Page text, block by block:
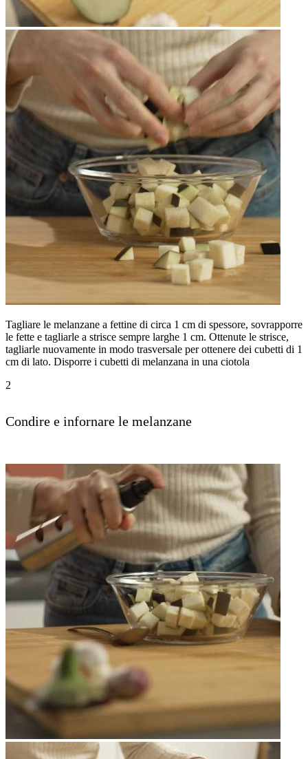
Tagliare le melanzane a fettine di circa 1 cm di spessore, sovrapporre
le fette e tagliarle a strisce sempre larghe 1 cm. Ottenute le strisce,
tagliarle nuovamente in modo trasversale per ottenere dei cubetti di 1
cm di lato. Disporre i cubetti di melanzana in una ciotola
2
Condire e infornare le melanzane